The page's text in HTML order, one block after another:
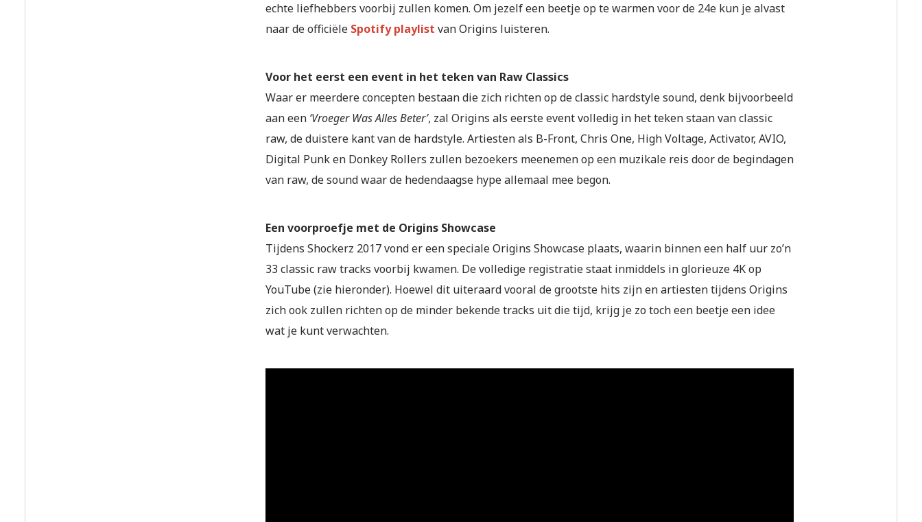
echte liefhebbers voorbij zullen komen. Om jezelf een beetje op te warmen voor de 24e kun je alvast
naar de officiële Spotify playlist van Origins luisteren.
Voor het eerst een event in het teken van Raw Classics
Waar er meerdere concepten bestaan die zich richten op de classic hardstyle sound, denk bijvoorbeeld
aan een ‘Vroeger Was Alles Beter’, zal Origins als eerste event volledig in het teken staan van classic
raw, de duistere kant van de hardstyle. Artiesten als B-Front, Chris One, High Voltage, Activator, AVIO,
Digital Punk en Donkey Rollers zullen bezoekers meenemen op een muzikale reis door de begindagen
van raw, de sound waar de hedendaagse hype allemaal mee begon.
Een voorproefje met de Origins Showcase
Tijdens Shockerz 2017 vond er een speciale Origins Showcase plaats, waarin binnen een half uur zo’n
33 classic raw tracks voorbij kwamen. De volledige registratie staat inmiddels in glorieuze 4K op
YouTube (zie hieronder). Hoewel dit uiteraard vooral de grootste hits zijn en artiesten tijdens Origins
zich ook zullen richten op de minder bekende tracks uit die tijd, krijg je zo toch een beetje een idee
wat je kunt verwachten.